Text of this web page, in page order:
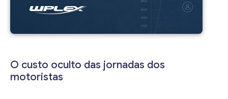
O custo oculto das jornadas dos
motoristas